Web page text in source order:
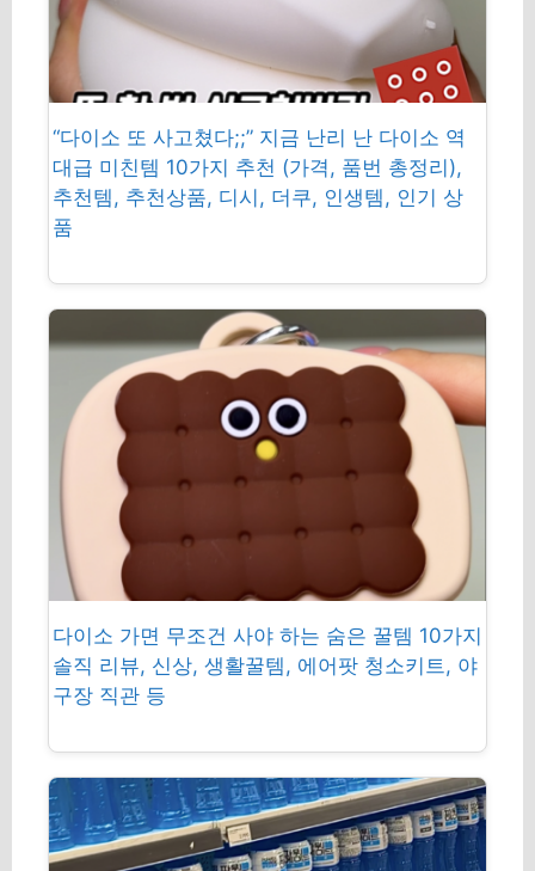
“다이소 또 사고쳤다;;” 지금 난리 난 다이소 역
대급 미친템 10가지 추천 (가격, 품번 총정리),
추천템, 추천상품, 디시, 더쿠, 인생템, 인기 상
품
다이소 가면 무조건 사야 하는 숨은 꿀템 10가지
솔직 리뷰, 신상, 생활꿀템, 에어팟 청소키트, 야
구장 직관 등